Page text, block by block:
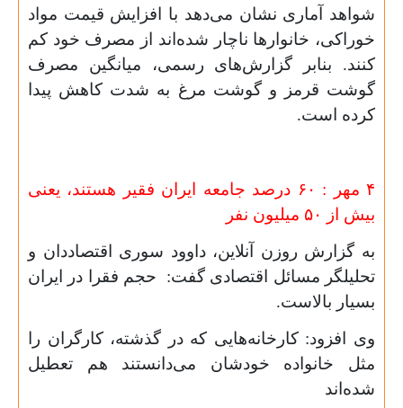
شواهد آماری نشان می‌دهد با افزایش قیمت مواد
خوراکی، خانوارها ناچار شده‌اند از مصرف خود کم
کنند. بنابر گزارش‌های رسمی، میانگین مصرف
گوشت قرمز و گوشت مرغ به شدت کاهش پیدا
کرده است.
۴ مهر : ۶۰
درصد جامعه ایران فقیر هستند، یعنی
بیش از
۵۰ میلیون نفر
به گزارش روزن آنلاین، داوود سوری اقتصاددان و
تحلیلگر مسائل اقتصادی گفت: حجم فقرا در ایران
بسیار بالاست.
وی افزود: کارخانه‌هایی که در گذشته، کارگران را
مثل خانواده خودشان می‌دانستند هم تعطیل
شده‌اند